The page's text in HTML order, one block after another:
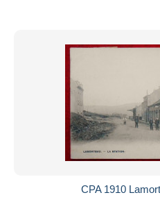
CPA 1910